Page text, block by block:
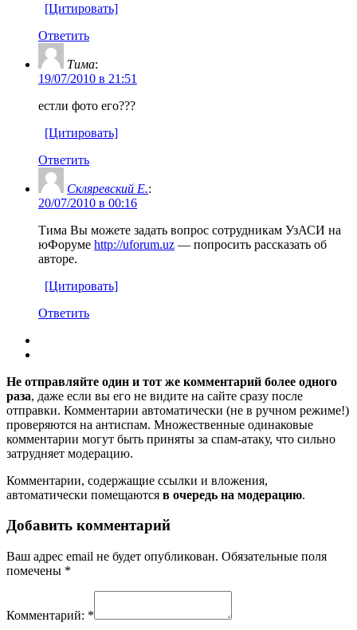
[Цитировать]
Ответить
Тима:
19/07/2010 в 21:51
естли фото его???
[Цитировать]
Ответить
Скляревский Е.:
20/07/2010 в 00:16
Тима Вы можете задать вопрос сотрудникам УзАСИ на
юФоруме http://uforum.uz — попросить рассказать об
авторе.
[Цитировать]
Ответить
Не отправляйте один и тот же комментарий более одного
раза, даже если вы его не видите на сайте сразу после
отправки. Комментарии автоматически (не в ручном режиме!)
проверяются на антиспам. Множественные одинаковые
комментарии могут быть приняты за спам-атаку, что сильно
затрудняет модерацию.
Комментарии, содержащие ссылки и вложения,
автоматически помещаются в очередь на модерацию.
Добавить комментарий
Ваш адрес email не будет опубликован. Обязательные поля
помечены *
Комментарий: *